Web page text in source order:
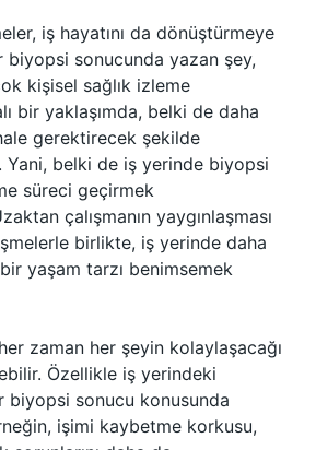
iş hayatını da dönüştürmeye
biyopsi sonucunda yazan şey,
kişisel sağlık izleme
bir yaklaşımda, belki de daha
gerektirecek şekilde
Yani, belki de iş yerinde biyopsi
süreci geçirmek
çalışmanın yaygınlaşması
birlikte, iş yerinde daha
yaşam tarzı benimsemek
zaman her şeyin kolaylaşacağı
Özellikle iş yerindeki
biyopsi sonucu konusunda
işimi kaybetme korkusu,